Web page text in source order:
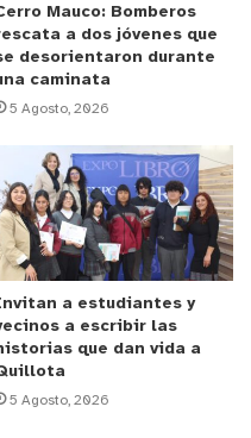
destacó los beneficios
recalcar que esta
a un fertilizante
el cual mejoraremos
plantaciones,
flores. Este es
por ello contar con
mejor calidad resulta
Agregó, “Los
en especial los
triplicado su valor,
con un abono natural
100%, lo que nos
y chacarería
Mauco: Bomberos
a dos jóvenes que
desorientaron durante
caminata
5 Agosto, 2026
a estudiantes y
a escribir las
que dan vida a
5 Agosto, 2026